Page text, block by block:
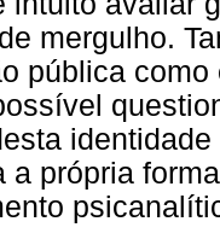
mergulho.
pública
a própria